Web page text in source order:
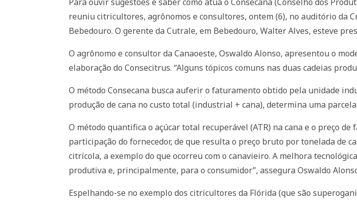
reuniu citricultores, agrônomos e consultores, ontem (6), no auditório da
Bebedouro. O gerente da Cutrale, em Bebedouro, Walter Alves, esteve
O agrônomo e consultor da Canaoeste, Oswaldo Alonso, apresentou o
elaboração do Consecitrus. “Alguns tópicos comuns nas duas cadeias
O método Consecana busca auferir o faturamento obtido pela unidade
produção de cana no custo total (industrial + cana), determina uma
O método quantifica o açúcar total recuperável (ATR) na cana e o preço
participação do fornecedor, de que resulta o preço bruto por tonelada de
citrícola, a exemplo do que ocorreu com o canavieiro. A melhora
produtiva e, principalmente, para o consumidor”, assegura Oswaldo
Espelhando-se no exemplo dos citricultores da Flórida (que são